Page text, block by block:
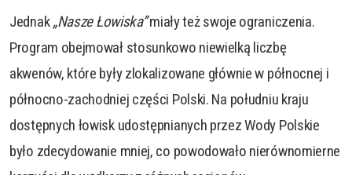
Jednak„Nasze Łowiska”miały też swoje ograniczenia.
Program obejmował stosunkowo niewielką liczbę
akwenów, które były zlokalizowane głównie w północnej i
północno-zachodniej części Polski. Na południu kraju
dostępnych łowisk udostępnianych przez Wody Polskie
było zdecydowanie mniej, co powodowało nierównomierne